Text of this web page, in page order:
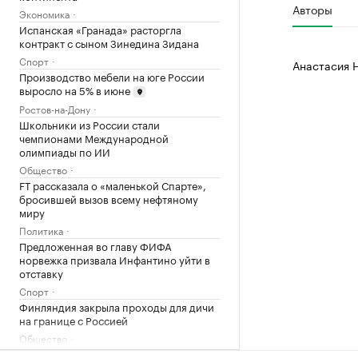
Экономика
Испанская «Гранада» расторгла
контракт с сыном Зинедина Зидана
Спорт
Производство мебели на юге России
выросло на 5% в июне
Ростов-на-Дону
Школьники из России стали
чемпионами Международной
олимпиады по ИИ
Общество
FT рассказала о «маленькой Спарте»,
бросившей вызов всему нефтяному
миру
Политика
Предложенная во главу ФИФА
норвежка призвала Инфантино уйти в
отставку
Спорт
Финляндия закрыла проходы для дичи
на границе с Россией
Общество
Что нового построят на Ходынском
Авторы
Анастасия